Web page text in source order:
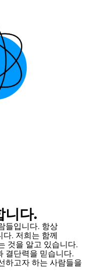
니다.
들입니다. 항상
. 저희는 함께
것을 알고 있습니다.
결단력을 믿습니다.
하고자 하는 사람들을